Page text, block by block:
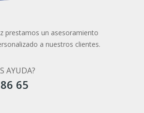
prestamos un asesoramiento
a nuestros clientes.
AYUDA?
65